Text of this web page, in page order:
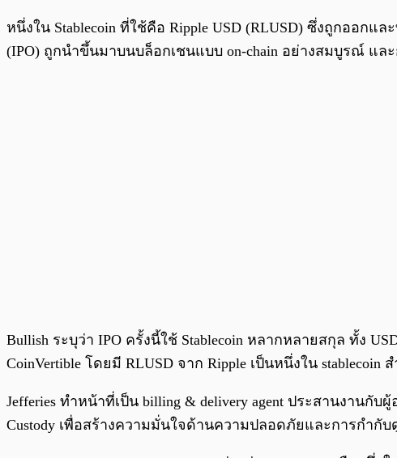
หนึ่งใน Stablecoin ที่ใช้คือ Ripple USD (RLUSD) ซึ่งถูกออกแ
(IPO) ถูกนำขึ้นมาบนบล็อกเชนแบบ on-chain อย่างสมบูรณ์ แ
Bullish ระบุว่า IPO ครั้งนี้ใช้ Stablecoin หลากหลายสกุล ทั้ง
CoinVertible โดยมี RLUSD จาก Ripple เป็นหนึ่งใน
Jefferies ทำหน้าที่เป็น billing & delivery agent ประสานงานกั
Custody เพื่อสร้างความมั่นใจด้านความปลอดภัยและการกำกับ